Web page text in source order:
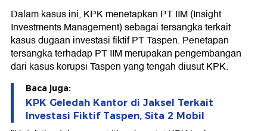
Dalam kasus ini, KPK menetapkan PT IIM (Insight
Investments Management) sebagai tersangka terkait
kasus dugaan investasi fiktif PT Taspen. Penetapan
tersangka terhadap PT IIM merupakan pengembangan
dari kasus korupsi Taspen yang tengah diusut KPK.
Baca juga:
KPK Geledah Kantor di Jaksel Terkait
Investasi Fiktif Taspen, Sita 2 Mobil